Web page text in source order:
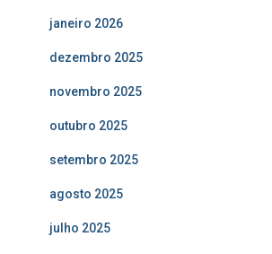
janeiro 2026
dezembro 2025
novembro 2025
outubro 2025
setembro 2025
agosto 2025
julho 2025